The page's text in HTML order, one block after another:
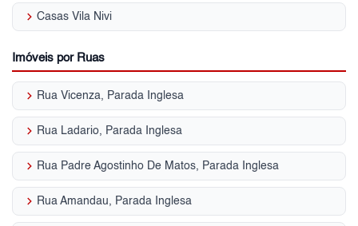
keyboard_arrow_right Casas Vila Nivi
Imóveis por Ruas
keyboard_arrow_right Rua Vicenza, Parada Inglesa
keyboard_arrow_right Rua Ladario, Parada Inglesa
keyboard_arrow_right Rua Padre Agostinho De Matos, Parada Inglesa
keyboard_arrow_right Rua Amandau, Parada Inglesa